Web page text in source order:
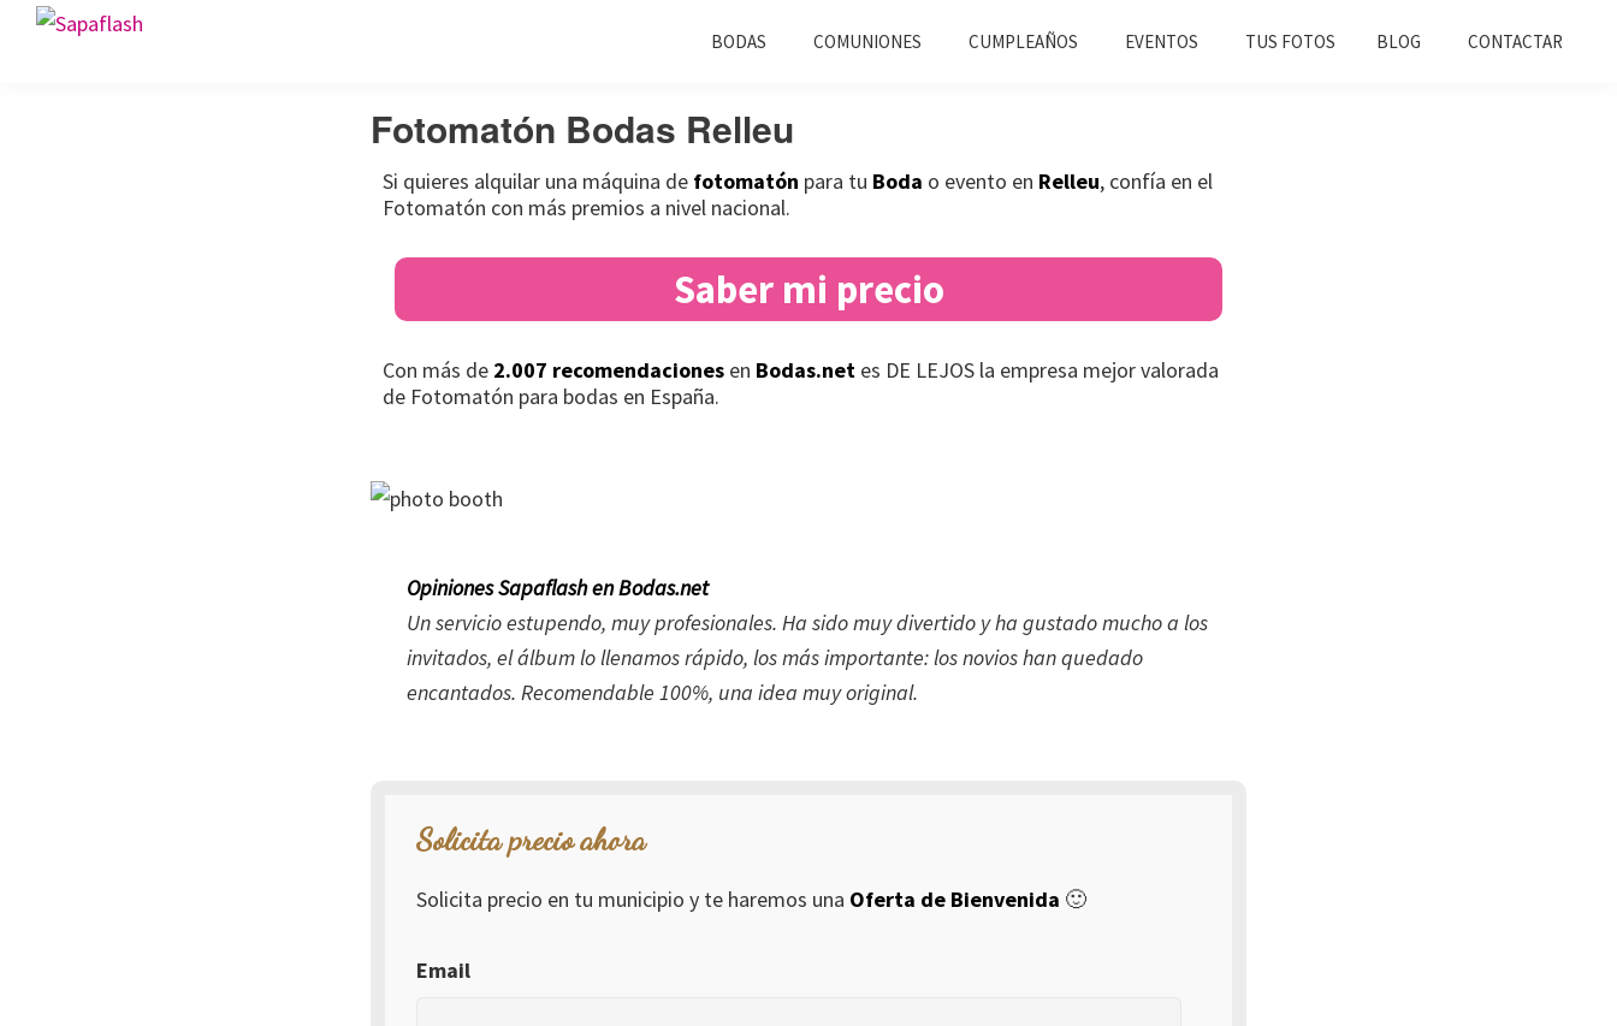
Saltar
Saltar
Saltar
BODAS COMUNIONES CUMPLEAÑOS EVENTOS TUS FOTOS BLOG CONTACTAR
Fotomatón Bodas Relleu
Si quieres alquilar una máquina de fotomatón para tu Boda o evento en Relleu, confía en el
Fotomatón con más premios a nivel nacional.
Saber mi precio
Con más de 2.007 recomendaciones en Bodas.net es DE LEJOS la empresa mejor valorada
de Fotomatón para bodas en España.
Opiniones Sapaflash en Bodas.net
Un servicio estupendo, muy profesionales. Ha sido muy divertido y ha gustado mucho a los
invitados, el álbum lo llenamos rápido, los más importante: los novios han quedado
encantados. Recomendable 100%, una idea muy original.
Solicita precio ahora
Solicita precio en tu municipio y te haremos una Oferta de Bienvenida 🙂
Email